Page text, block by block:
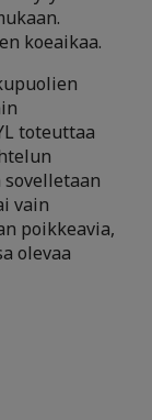
koeaikaa.
toteuttaa
vain
poikkeavia,
olevaa